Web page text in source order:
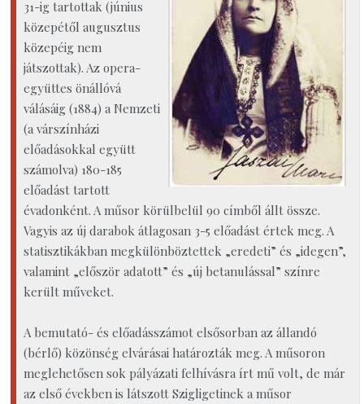
31-ig tartottak (június
közepétől augusztus
közepéig nem
játszottak). Az opera-
együttes önállóvá
válásáig (1884) a Nemzeti
(a várszínházi
előadásokkal együtt
számolva) 180-185
előadást tartott
évadonként. A műsor körülbelül 90 címből állt össze.
Vagyis az új darabok átlagosan 3-5 előadást értek meg. A
statisztikákban megkülönböztettek „eredeti” és „idegen”,
valamint „először adatott” és „új betanulással” színre
került műveket.
A bemutató- és előadásszámot elsősorban az állandó
(bérlő) közönség elvárásai határozták meg. A műsoron
meglehetősen sok pályázati felhívásra írt mű volt, de már
az első években is látszott Szigligetinek a műsor